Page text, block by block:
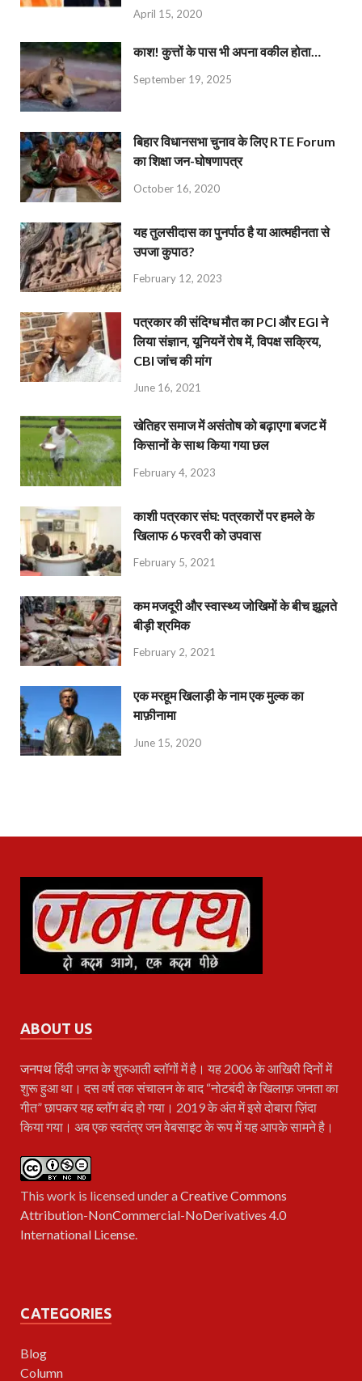
April 15, 2020
काश! कुत्तों के पास भी अपना वकील होता…
September 19, 2025
बिहार विधानसभा चुनाव के लिए RTE Forum
का शिक्षा जन-घोषणापत्र
October 16, 2020
यह तुलसीदास का पुनर्पाठ है या आत्महीनता से
उपजा कुपाठ?
February 12, 2023
पत्रकार की संदिग्ध मौत का PCI और EGI ने
लिया संज्ञान, यूनियनें रोष में, विपक्ष सक्रिय,
CBI जांच की मांग
June 16, 2021
खेतिहर समाज में असंतोष को बढ़ाएगा बजट में
किसानों के साथ किया गया छल
February 4, 2023
काशी पत्रकार संघ: पत्रकारों पर हमले के
खिलाफ 6 फरवरी को उपवास
February 5, 2021
कम मजदूरी और स्वास्थ्य जोखिमों के बीच झूलते
बीड़ी श्रमिक
February 2, 2021
एक मरहूम खिलाड़ी के नाम एक मुल्क का
माफ़ीनामा
June 15, 2020
ABOUT US
जनपथहिंदी जगत के शुरुआती ब्लॉगों में है। यह 2006 के आखिरी दिनों में
शुरू हुआ था। दस वर्ष तक संचालन के बाद “नोटबंदी के खिलाफ़ जनता का
गीत” छापकर यह ब्लॉग बंद हो गया। 2019 के अंत में इसे दोबारा ज़िंदा
किया गया। अब एक स्वतंत्र जन वेबसाइट के रूप में यह आपके सामने है।
This work is licensed under aCreative Commons
Attribution-NonCommercial-NoDerivatives 4.0
International License.
CATEGORIES
Blog
Column